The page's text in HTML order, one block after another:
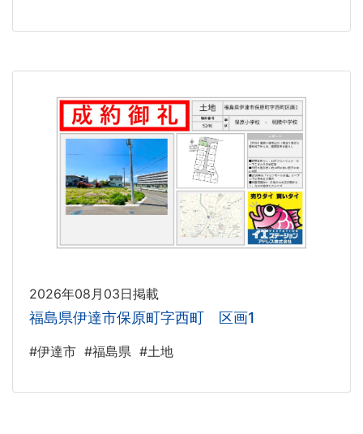
2026年08月03日掲載
福島県伊達市保原町字西町 区画1
#伊達市 #福島県 #土地